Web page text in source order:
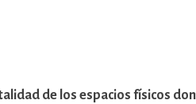
de los espacios físicos